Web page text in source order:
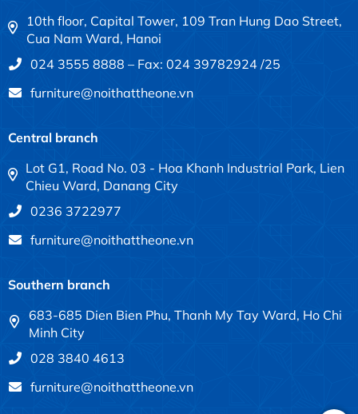
10th floor, Capital Tower, 109 Tran Hung Dao Street,
Cua Nam Ward, Hanoi
024 3555 8888 – Fax: 024 39782924 /25
furniture@noithattheone.vn
Central branch
Lot G1, Road No. 03 - Hoa Khanh Industrial Park, Lien
Chieu Ward, Danang City
0236 3722977
furniture@noithattheone.vn
Southern branch
683-685 Dien Bien Phu, Thanh My Tay Ward, Ho Chi
Minh City
028 3840 4613
furniture@noithattheone.vn